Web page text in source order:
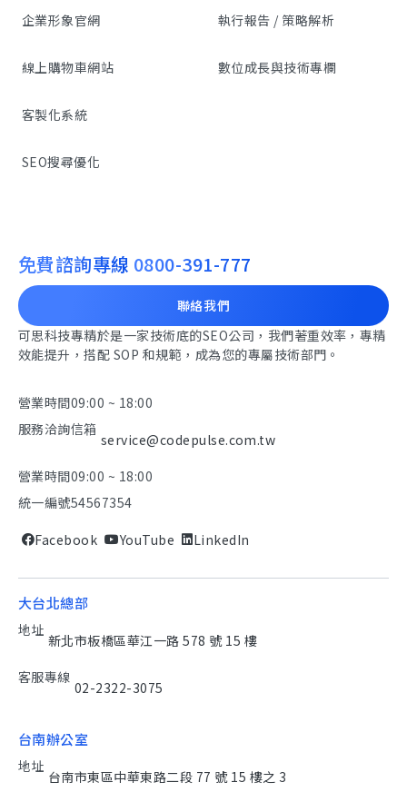
企業形象官網
線上購物車網站
客製化系統
SEO搜尋優化
執行報告 / 策略解析
數位成長與技術專欄
免費諮詢專線 0800-391-777
聯絡我們
可思科技專精於是一家技術底的SEO公司，我們著重效率，專精
效能提升，搭配 SOP 和規範，成為您的專屬技術部門。
營業時間09:00 ~ 18:00
服務洽詢信箱
service@codepulse.com.tw
營業時間09:00 ~ 18:00
統一編號54567354
Facebook YouTube LinkedIn
大台北總部
地址
新北市板橋區華江一路 578 號 15 樓
客服專線
02-2322-3075
台南辦公室
地址
台南市東區中華東路二段 77 號 15 樓之 3